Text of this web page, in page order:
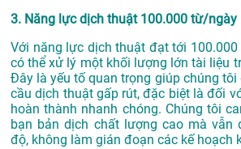
3. Năng lực dịch thuật 100.000 từ/ngày
Với năng lực dịch thuật đạt tới
có thể xử lý một khối lượng lớn tài liệu
Đây là yếu tố quan trọng giúp chúng
cầu dịch thuật gấp rút, đặc biệt là đối
hoàn thành nhanh chóng. Chúng tôi
bạn bản dịch chất lượng cao mà vẫn
độ, không làm gián đoạn các kế hoạch